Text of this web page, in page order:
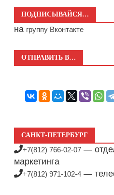
ПОДПИСЫВАЙСЯ…
на группу Вконтакте
ОТПРАВИТЬ В…
САНКТ-ПЕТЕРБУРГ
+7(812) 766-02-07 —
маркетинга
+7(812) 971-102-4 —